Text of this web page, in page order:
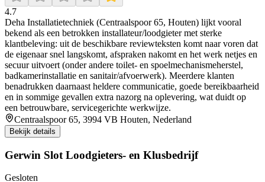
4.7
Deha Installatietechniek (Centraalspoor 65, Houten) lijkt vooral
bekend als een betrokken installateur/loodgieter met sterke
klantbeleving: uit de beschikbare reviewteksten komt naar voren dat
de eigenaar snel langskomt, afspraken nakomt en het werk netjes en
secuur uitvoert (onder andere toilet- en spoelmechanismeherstel,
badkamerinstallatie en sanitair/afvoerwerk). Meerdere klanten
benadrukken daarnaast heldere communicatie, goede bereikbaarheid
en in sommige gevallen extra nazorg na oplevering, wat duidt op
een betrouwbare, servicegerichte werkwijze.
Centraalspoor 65, 3994 VB Houten, Nederland
Bekijk details
Gerwin Slot Loodgieters- en Klusbedrijf
Gesloten